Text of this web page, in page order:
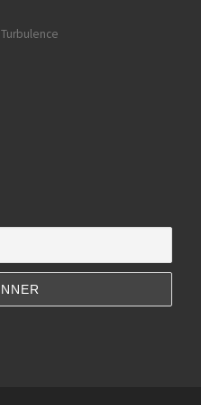
Turbulence